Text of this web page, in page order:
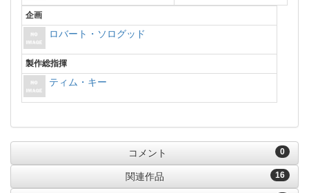
企画
ロバート・ソログッド
製作総指揮
ティム・キー
0
コメント
16
関連作品